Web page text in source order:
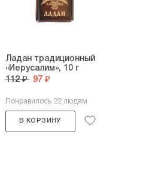
Ладан традиционный
«Иерусалим», 10 г
112 ₽ 97 ₽
Понравилось 22 людям
В КОРЗИНУ